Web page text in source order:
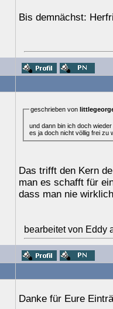
Bis demnächst:
geschrieben von
und dann bin ich doch
es ja doch nicht völlig frei zu
Das trifft den Kern
man es schafft für
dass man nie
bearbeitet von Eddy
Danke für Eure